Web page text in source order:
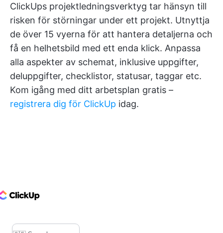
ClickUps projektledningsverktyg tar hänsyn till
risken för störningar under ett projekt. Utnyttja
de över 15 vyerna för att hantera detaljerna och
få en helhetsbild med ett enda klick. Anpassa
alla aspekter av schemat, inklusive uppgifter,
deluppgifter, checklistor, statusar, taggar etc.
Kom igång med ditt arbetsplan gratis –
registrera dig för ClickUp idag.
Logo